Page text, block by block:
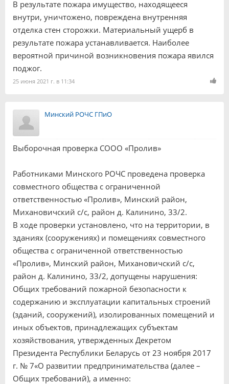
В результате пожара имущество, находящееся
внутри, уничтожено, повреждена внутренняя
отделка стен сторожки. Материальный ущерб в
результате пожара устанавливается. Наиболее
вероятной причиной возникновения пожара явился
поджог.
25 июня 2021 г. в 11:34
Минский РОЧС ГПиО
Выборочная проверка СООО «Пролив»
Работниками Минского РОЧС проведена проверка
совместного общества с ограниченной
ответственностью «Пролив», Минский район,
Михановичский с/с, район д. Калинино, 33/2.
В ходе проверки установлено, что на территории, в
зданиях (сооружениях) и помещениях совместного
общества с ограниченной ответственностью
«Пролив», Минский район, Михановичский с/с,
район д. Калинино, 33/2, допущены нарушения:
Общих требований пожарной безопасности к
содержанию и эксплуатации капитальных строений
(зданий, сооружений), изолированных помещений и
иных объектов, принадлежащих субъектам
хозяйствования, утвержденных Декретом
Президента Республики Беларусь от 23 ноября 2017
г. № 7«О развитии предпринимательства (далее –
Общих требований), а именно: